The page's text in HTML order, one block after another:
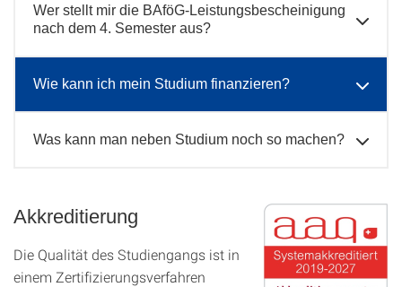
Wer stellt mir die BAföG-Leistungsbescheinigung
nach dem 4. Semester aus?
Wie kann ich mein Studium finanzieren?
Was kann man neben Studium noch so machen?
Akkreditierung
Die Qualität des Studien­gangs ist in
einem Zer­ti­fizier­ungs­ver­fahren